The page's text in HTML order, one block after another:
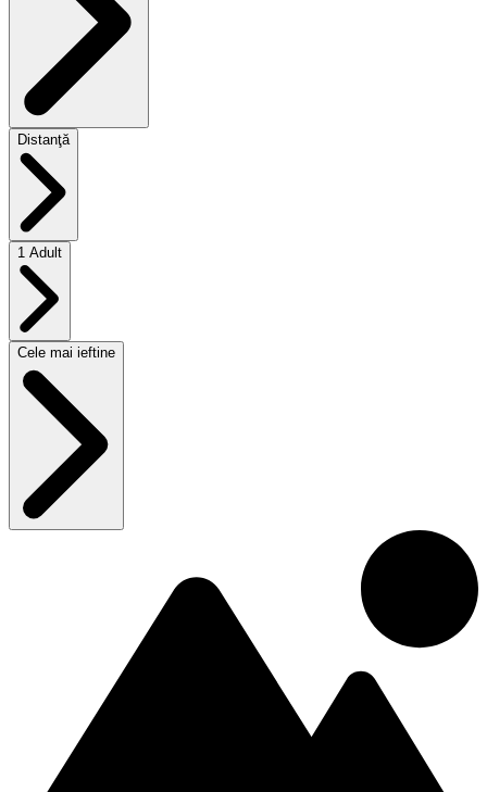
Distanţă
1 Adult
Cele mai ieftine